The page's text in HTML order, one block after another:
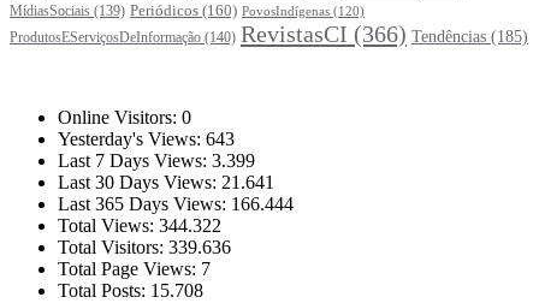
MídiasSociais (139) Periódicos (160) PovosIndígenas (120)
ProdutosEServiçosDeInformação (140) RevistasCI (366) Tendências (185)
Online Visitors: 0
Yesterday's Views: 643
Last 7 Days Views: 3.399
Last 30 Days Views: 21.641
Last 365 Days Views: 166.444
Total Views: 344.322
Total Visitors: 339.636
Total Page Views: 7
Total Posts: 15.708